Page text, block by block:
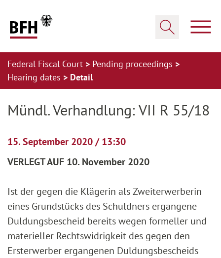
Federal Fiscal Court
Pending proceedings
Hearing dates
Detail
Mündl. Verhandlung: VII R 55/18
15. September 2020 / 13:30
VERLEGT AUF 10. November 2020
Ist der gegen die Klägerin als Zweiterwerberin
eines Grundstücks des Schuldners ergangene
Duldungsbescheid bereits wegen formeller und
materieller Rechtswidrigkeit des gegen den
Ersterwerber ergangenen Duldungsbescheids